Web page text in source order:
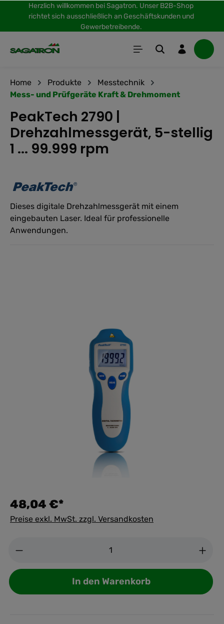
springen
Herzlich willkommen bei Sagatron. Unser B2B-Shop
richtet sich ausschließlich an Geschäftskunden und
Gewerbetreibende.
Home Produkte
Messtechnik
Mess- und Prüfgeräte Kraft & Drehmoment
PeakTech 2790 |
Drehzahlmessgerät, 5-stellig
1 ... 99.999 rpm
Dieses digitale Drehzahlmessgerät mit einem
eingebauten Laser. Ideal für professionelle
Anwendungen.
48,04 €*
Preise exkl. MwSt. zzgl. Versandkosten
In den Warenkorb